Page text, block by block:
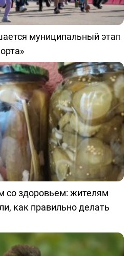
муниципальный этап
со здоровьем: жителям
как правильно делать